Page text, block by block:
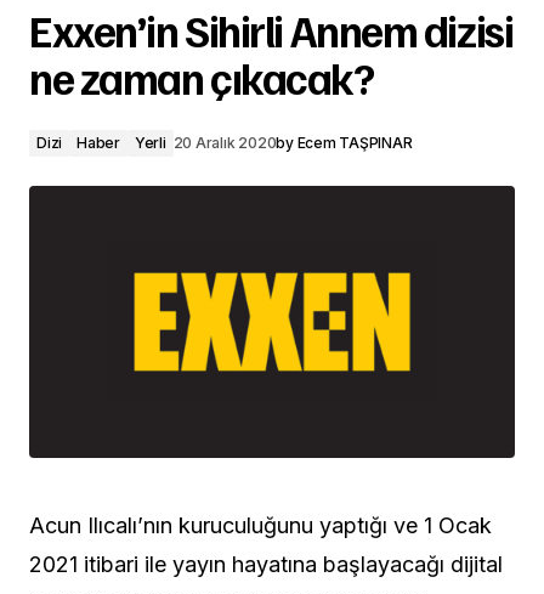
Exxen’in Sihirli Annem dizisi
ne zaman çıkacak?
Dizi Haber Yerli 20 Aralık 2020by Ecem TAŞPINAR
Acun Ilıcalı’nın kuruculuğunu yaptığı ve 1 Ocak
2021 itibari ile yayın hayatına başlayacağı dijital